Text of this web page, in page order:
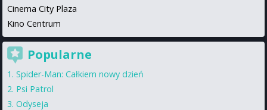
Cinema City Plaza
Kino Centrum
Popularne
Spider-Man: Całkiem nowy dzień
Psi Patrol
Odyseja